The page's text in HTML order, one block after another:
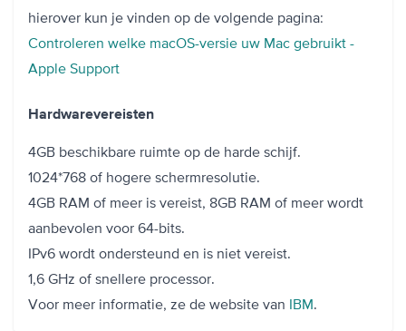
hierover kun je vinden op de volgende pagina:
Controleren welke macOS-versie uw Mac gebruikt -
Apple Support
Hardwarevereisten
4GB beschikbare ruimte op de harde schijf.
1024*768 of hogere schermresolutie.
4GB RAM of meer is vereist, 8GB RAM of meer wordt
aanbevolen voor 64-bits.
IPv6 wordt ondersteund en is niet vereist.
1,6 GHz of snellere processor.
Voor meer informatie, ze de website van IBM